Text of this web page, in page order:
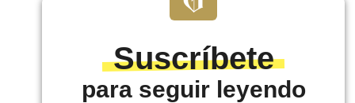
Suscríbete
para seguir leyendo